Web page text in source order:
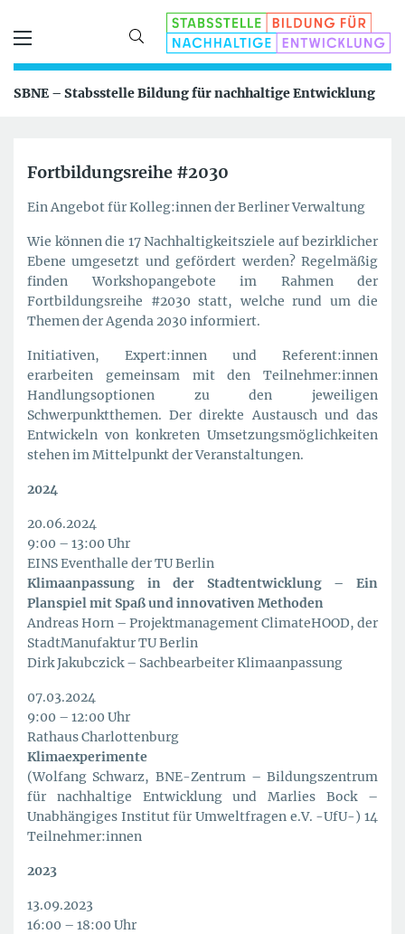
SBNE – Stabsstelle Bildung für nachhaltige Entwicklung
Fortbildungsreihe #2030
Ein Angebot für Kolleg:innen der Berliner Verwaltung
Wie können die 17 Nachhaltigkeitsziele auf bezirklicher
Ebene umgesetzt und gefördert werden? Regelmäßig
finden Workshopangebote im Rahmen der
Fortbildungsreihe #2030 statt, welche rund um die
Themen der Agenda 2030 informiert.
Initiativen, Expert:innen und Referent:innen
erarbeiten gemeinsam mit den Teilnehmer:innen
Handlungsoptionen zu den jeweiligen
Schwerpunktthemen. Der direkte Austausch und das
Entwickeln von konkreten Umsetzungsmöglichkeiten
stehen im Mittelpunkt der Veranstaltungen.
2024
20.06.2024
9:00 – 13:00 Uhr
EINS Eventhalle der TU Berlin
Klimaanpassung in der Stadtentwicklung – Ein
Planspiel mit Spaß und innovativen Methoden
Andreas Horn – Projektmanagement ClimateHOOD, der
StadtManufaktur TU Berlin
Dirk Jakubczick – Sachbearbeiter Klimaanpassung
07.03.2024
9:00 – 12:00 Uhr
Rathaus Charlottenburg
Klimaexperimente
(Wolfang Schwarz, BNE-Zentrum – Bildungszentrum
für nachhaltige Entwicklung und Marlies Bock –
Unabhängiges Institut für Umweltfragen e.V. -UfU-) 14
Teilnehmer:innen
2023
13.09.2023
16:00 – 18:00 Uhr